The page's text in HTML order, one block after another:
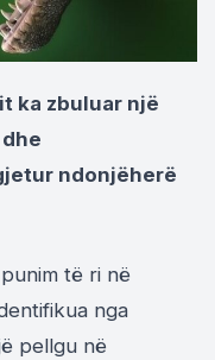
ka zbuluar një
ndonjëherë
të ri në
nga
pellgu në